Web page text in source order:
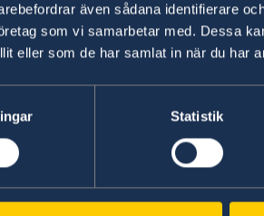
även sådana identifierare
som vi samarbetar med. Dessa
eller som de har samlat in när du har
Statistik
bistånd kan lämnas av annan
telefon +976 7013 3900 eller
förlorar sitt pass i Mongoliet
Travel Document) på en av
godkänns som resehandling av